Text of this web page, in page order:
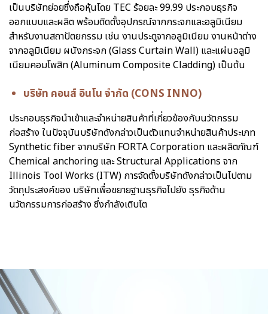
เป็นบริษัทย่อยซึ่งถือหุ้นโดย TEC ร้อยละ 99.99 ประกอบธุรกิจ
ออกแบบและผลิต พร้อมติดตั้งอุปกรณ์จากกระจกและอลูมิเนียม
สำหรับงานสถาปัตยกรรม เช่น งานประตูจากอลูมิเนียม งานหน้าต่าง
จากอลูมิเนียม ผนังกระจก (Glass Curtain Wall) และแผ่นอลูมิ
เนียมคอมโพสิท (Aluminum Composite Cladding) เป็นต้น
บริษัท คอนส์ อินโน จำกัด (CONS INNO)
ประกอบธุรกิจนำเข้าและจำหน่ายสินค้าที่เกี่ยวข้องกับนวัตกรรม
ก่อสร้าง ในปัจจุบันบริษัทดังกล่าวเป็นตัวแทนจำหน่ายสินค้าประเภท
Synthetic fiber จากบริษัท FORTA Corporation และผลิตภัณฑ์
Chemical anchoring และ Structural Applications จาก
Illinois Tool Works (ITW) การจัดตั้งบริษัทดังกล่าวเป็นไปตาม
วัตถุประสงค์ของ บริษัทเพื่อขยายฐานธุรกิจไปยัง ธุรกิจด้าน
นวัตกรรมการก่อสร้าง ซึ่งกำลังเติบโต